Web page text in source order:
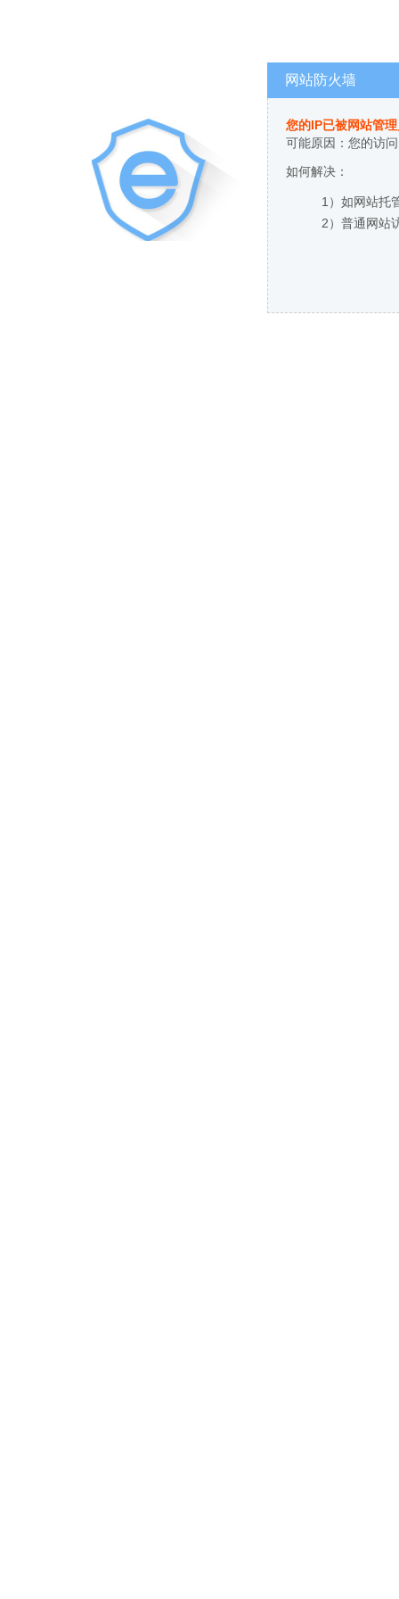
网站防火墙
您的IP已被网站管
可能原因：您的访
如何解决：
1）如网站托
2）普通网站